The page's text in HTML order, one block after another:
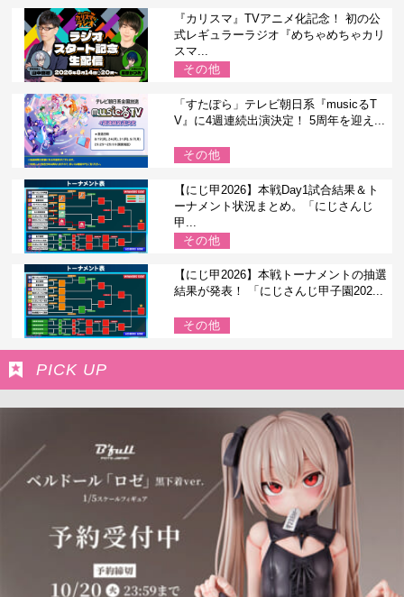
『カリスマ』TVアニメ化記念！ 初の公
式レギュラーラジオ『めちゃめちゃカリ
スマ...
その他
「すたぽら」テレビ朝日系『musicるT
V』に4週連続出演決定！ 5周年を迎え...
その他
【にじ甲2026】本戦Day1試合結果＆ト
ーナメント状況まとめ。「にじさんじ
甲...
その他
【にじ甲2026】本戦トーナメントの抽選
結果が発表！ 「にじさんじ甲子園202...
その他
PICK UP